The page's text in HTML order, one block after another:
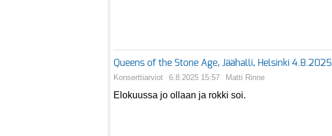
Queens of the Stone Age, Jäähalli, Helsinki 4.8.2025
Konserttiarviot 6.8.2025 15:57 Matti Rinne
Elokuussa jo ollaan ja rokki soi.